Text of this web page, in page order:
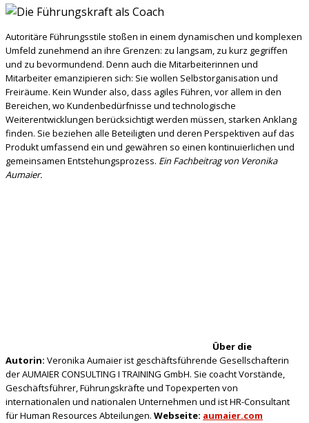
Autoritäre Führungsstile stoßen in einem dynamischen und komplexen
Umfeld zunehmend an ihre Grenzen: zu langsam, zu kurz gegriffen
und zu bevormundend. Denn auch die Mitarbeiterinnen und
Mitarbeiter emanzipieren sich: Sie wollen Selbstorganisation und
Freiräume. Kein Wunder also, dass agiles Führen, vor allem in den
Bereichen, wo Kundenbedürfnisse und technologische
Weiterentwicklungen berücksichtigt werden müssen, starken Anklang
finden. Sie beziehen alle Beteiligten und deren Perspektiven auf das
Produkt umfassend ein und gewähren so einen kontinuierlichen und
gemeinsamen Entstehungsprozess. Ein Fachbeitrag von Veronika
Aumaier.
Über die
Autorin: Veronika Aumaier ist geschäftsführende Gesellschafterin
der AUMAIER CONSULTING I TRAINING GmbH. Sie coacht Vorstände,
Geschäftsführer, Führungskräfte und Topexperten von
internationalen und nationalen Unternehmen und ist HR-Consultant
für Human Resources Abteilungen. Webseite: aumaier.com